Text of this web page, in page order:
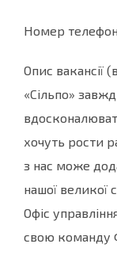
Номер
Опис
«Сільпо»
хочуть рости
з нас може
нашої великої
Офіс
свою команду